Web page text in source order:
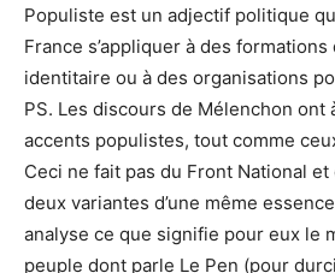
Populiste est un adjectif politique
France s’appliquer à des
identitaire ou à des organisations
PS. Les discours de Mélenchon ont
accents populistes, tout comme
Ceci ne fait pas du Front National
deux variantes d’une même
analyse ce que signifie pour eux le
peuple dont parle Le Pen (pour